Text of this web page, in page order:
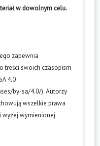
w dowolnym celu.
zapewnia
treści swoich czasopism
4.0
by-sa/4.0/). Autorzy
wszelkie prawa
wyżej wymienionej